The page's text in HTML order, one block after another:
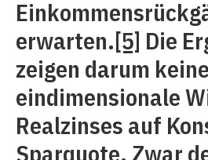
erwarten.[5] Die
zeigen darum keine
eindimensionale
Realzinses auf
Sparquote. Zwar